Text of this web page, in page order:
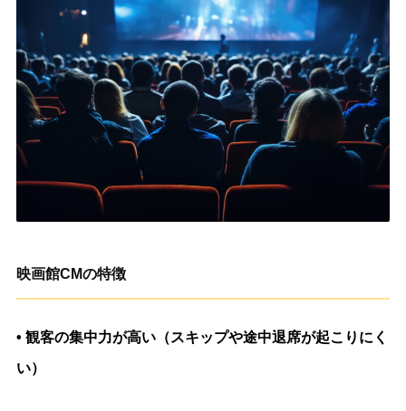
映画館CMの特徴
• 観客の集中力が高い（スキップや途中退席が起こりにく
い）